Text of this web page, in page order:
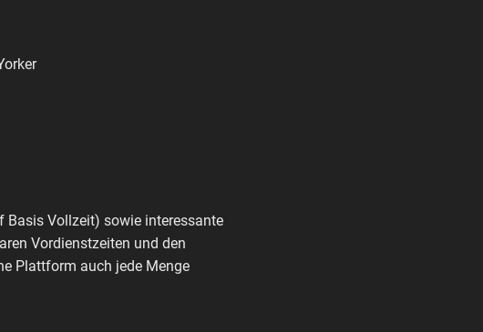
Basis Vollzeit) sowie interessante
Vordienstzeiten und den
Plattform auch jede Menge